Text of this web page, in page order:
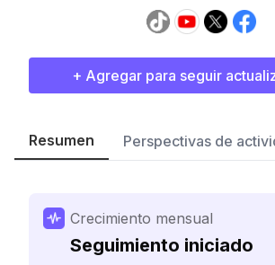
+ Agregar para seguir
Resumen Perspectivas de
Crecimiento mensual
Seguimiento iniciado